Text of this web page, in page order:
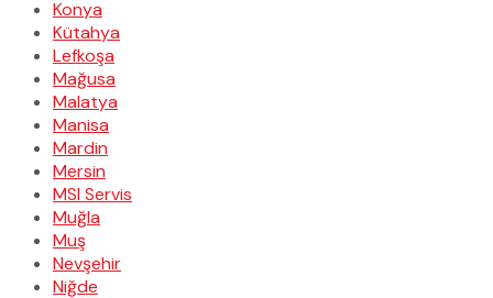
Konya
Kütahya
Lefkoşa
Mağusa
Malatya
Manisa
Mardin
Mersin
MSI Servis
Muğla
Muş
Nevşehir
Niğde